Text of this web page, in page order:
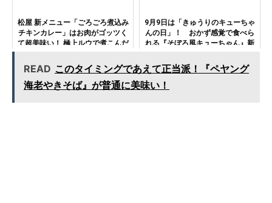
松屋 新メニュー「ごろごろ煮込み
チキンカレー」はお肉がゴッツく
て超美味い！ 極上ルウで煮こんだ
飯に合いすぎて感激!!!!
9月9日は「きゅうりのキューちゃ
んの日」！ おかず感覚で食べら
れる『そぼろ風キューちゃん』新
READ このタイミングであえて正当派！『ペヤング
海老やきそば』が普通に美味い！